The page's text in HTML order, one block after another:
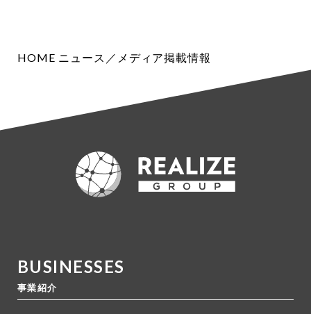
HOME ニュース／メディア掲載情報
BUSINESSES
事業紹介